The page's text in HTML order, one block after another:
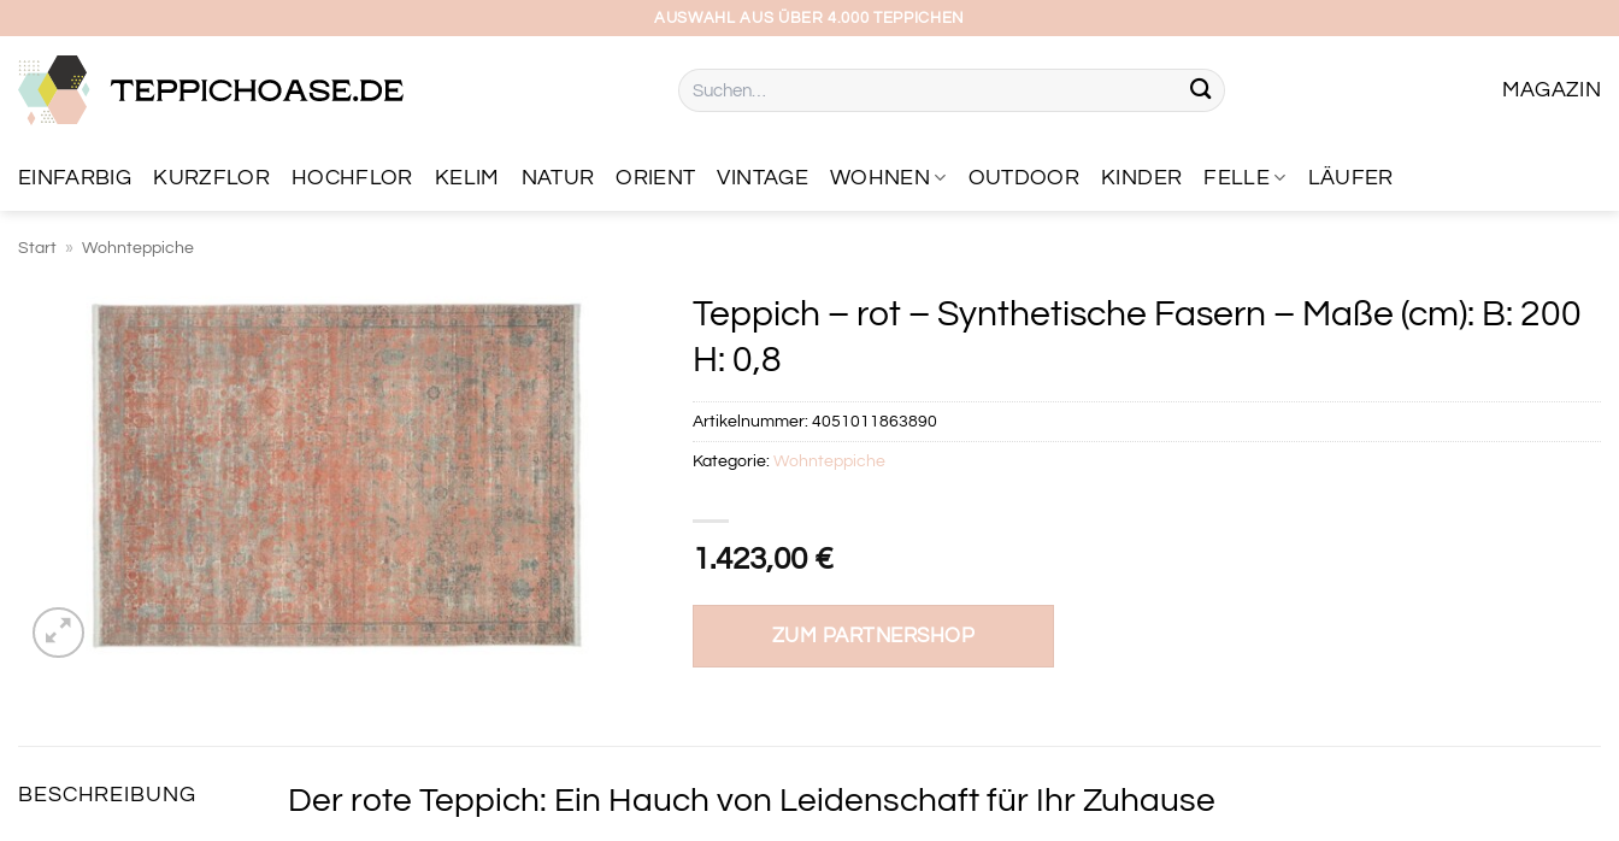
springen
AUSWAHL AUS ÜBER 4.000 TEPPICHEN
Suchen
nach:
MAGAZIN
EINFARBIG KURZFLOR HOCHFLOR KELIM NATUR ORIENT VINTAGE WOHNEN OUTDOOR KINDER FELLE LÄUFER
Start » Wohnteppiche
Teppich – rot – Synthetische Fasern – Maße (cm): B: 200
H: 0,8
1.423,00 €
ZUM PARTNERSHOP
Artikelnummer: 4051011863890
Kategorie: Wohnteppiche
BESCHREIBUNG Der rote Teppich: Ein Hauch von Leidenschaft für Ihr Zuhause